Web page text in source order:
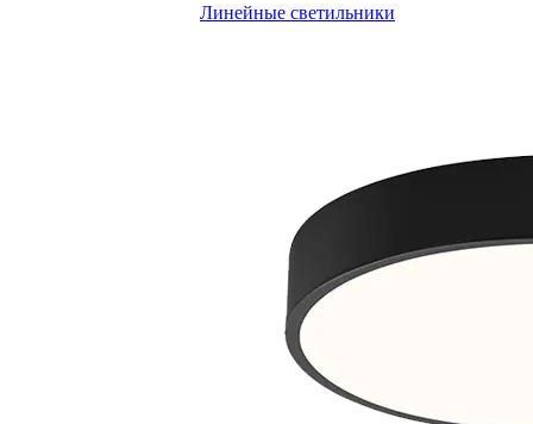
Линейные светильники